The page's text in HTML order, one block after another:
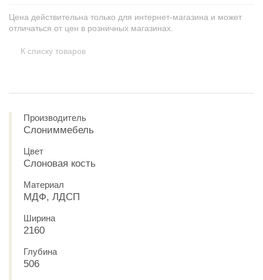
Цена действительна только для интернет-магазина и может
отличаться от цен в розничных магазинах.
К списку товаров
Производитель
Слониммебель
Цвет
Слоновая кость
Материал
МДФ, ЛДСП
Ширина
2160
Глубина
506